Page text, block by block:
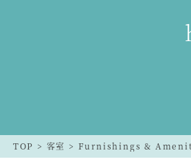
TOP > 客室 > Furnishings &